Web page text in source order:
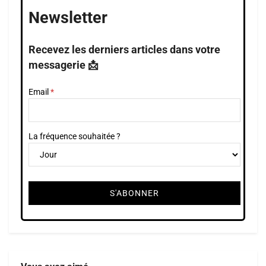
Newsletter
Recevez les derniers articles dans votre
messagerie 📩
Email
La fréquence souhaitée ?